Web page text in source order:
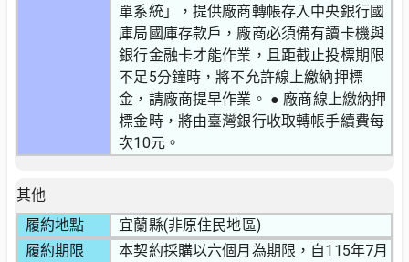
單系統」，提供廠商轉帳存入中央銀行國
庫局國庫存款戶，廠商必須備有讀卡機與
銀行金融卡才能作業，且距截止投標期限
不足5分鐘時，將不允許線上繳納押標
金，請廠商提早作業。 ● 廠商線上繳納押
標金時，將由臺灣銀行收取轉帳手續費每
次10元。
其他
履約地點
宜蘭縣(非原住民地區)
履約期限
本契約採購以六個月為期限，自115年7月